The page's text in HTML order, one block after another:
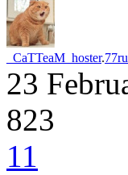
_CaTTeaM_hoster.
23
823
11